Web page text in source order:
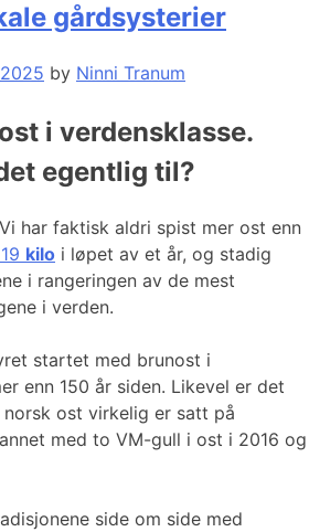
gårdsysterier
by Ninni Tranum
i verdensklasse.
egentlig til?
har faktisk aldri spist mer ost enn
kilo i løpet av et år, og stadig
i rangeringen av de mest
i verden.
startet med brunost i
enn 150 år siden. Likevel er det
ost virkelig er satt på
med to VM-gull i ost i 2016 og
side om side med